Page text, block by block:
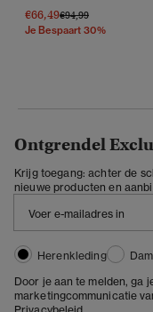
€66,49Prijs Verlaagd Van
€94,99Naar
Je Bespaart 30%
Ontgrendel
Krijg toegang: achter de
nieuwe producten en
Herenkleding
Door je aan te melden, ga
marketingcommunicatie